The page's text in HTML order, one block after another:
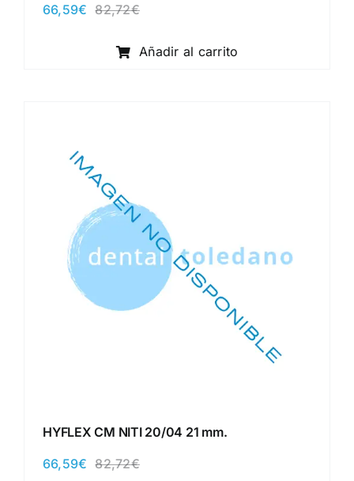
82,72€El
original
era:
66,59€
El
actual
es:
Añadir al carrito
HYFLEX CM NITI 20/04 21 mm.
82,72€El
66,59€
El